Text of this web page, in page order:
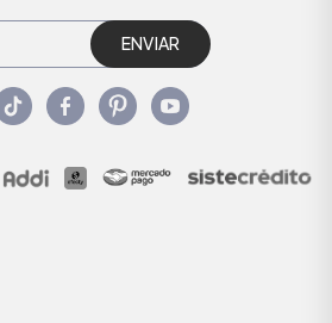
ENVIAR